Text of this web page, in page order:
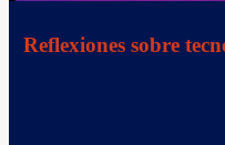
Reflexiones sobre